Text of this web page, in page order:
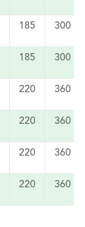
185 300
185 300
220 360
220 360
220 360
220 360